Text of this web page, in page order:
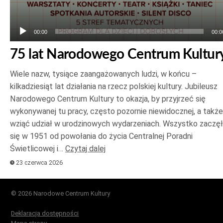
00:00
75 lat Narodowego Centrum
Wiele nazw, tysiące zaangażowanych ludzi, w końcu –
kilkadziesiąt lat działania na rzecz polskiej kultury. Jubileusz
Narodowego Centrum Kultury to okazja, by przyjrzeć się
wykonywanej tu pracy, często pozornie niewidocznej, a także
wziąć udział w urodzinowych wydarzeniach. Wszystko
się w 1951 od powołania do życia Centralnej Poradni
Świetlicowej i… Czytaj dalej
23 czerwca 2026
© 2026 Narodowe Centrum Kultury
Deklaracja dostępności